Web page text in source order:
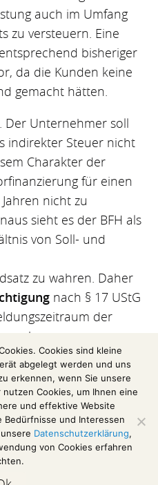
auch im Umfang
zu versteuern. Eine
bisheriger
da die Kunden keine
gemacht hätten.
Der Unternehmer soll
indirekter Steuer nicht
Charakter der
für einen
nicht zu
sieht es der BFH als
von Soll- und
zu wahren. Daher
nach § 17 UStG
der
des
Cookies sind kleine
abgelegt werden und uns
erkennen, wenn Sie unsere
Cookies, um Ihnen eine
und effektive Website
und Interessen
Datenschutzerklärung,
von Cookies erfahren